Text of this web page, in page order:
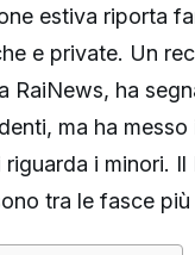
estiva riporta
e private. Un
RaiNews, ha
ma ha
i minori.
tra le fasce